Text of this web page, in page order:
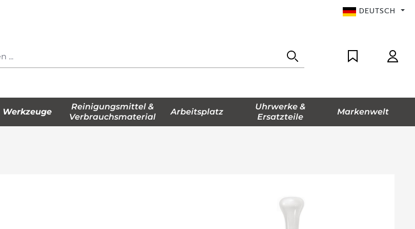
DEUTSCH
Werkzeuge
Reinigungsmittel &
Verbrauchsmaterial
Arbeitsplatz
Uhrwerke &
Ersatzteile
Markenwelt